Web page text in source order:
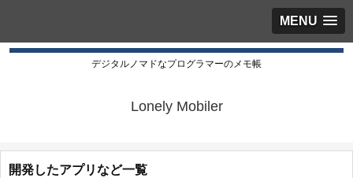
MENU
デジタルノマドなプログラマーのメモ帳
Lonely Mobiler
開発したアプリなど一覧